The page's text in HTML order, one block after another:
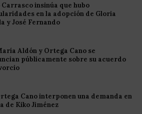
Carrasco insinúa que hubo
en la adopción de Gloria
y José Fernando
Aldón y Ortega Cano se
públicamente sobre su acuerdo
Cano interponen una demanda en
de Kiko Jiménez